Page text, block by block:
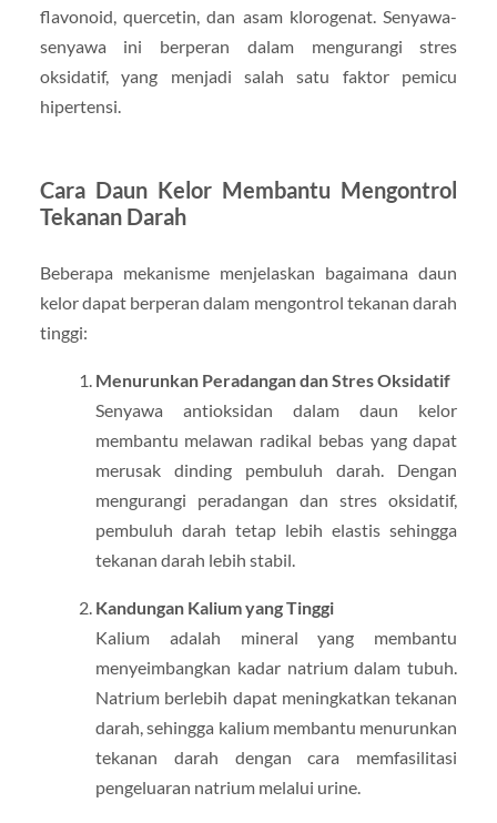
flavonoid, quercetin, dan asam klorogenat. Senyawa-
senyawa ini berperan dalam mengurangi stres
oksidatif, yang menjadi salah satu faktor pemicu
hipertensi.
Cara Daun Kelor Membantu Mengontrol
Tekanan Darah
Beberapa mekanisme menjelaskan bagaimana daun
kelor dapat berperan dalam mengontrol tekanan darah
tinggi:
Menurunkan Peradangan dan Stres Oksidatif
Senyawa antioksidan dalam daun kelor
membantu melawan radikal bebas yang dapat
merusak dinding pembuluh darah. Dengan
mengurangi peradangan dan stres oksidatif,
pembuluh darah tetap lebih elastis sehingga
tekanan darah lebih stabil.
Kandungan Kalium yang Tinggi
Kalium adalah mineral yang membantu
menyeimbangkan kadar natrium dalam tubuh.
Natrium berlebih dapat meningkatkan tekanan
darah, sehingga kalium membantu menurunkan
tekanan darah dengan cara memfasilitasi
pengeluaran natrium melalui urine.